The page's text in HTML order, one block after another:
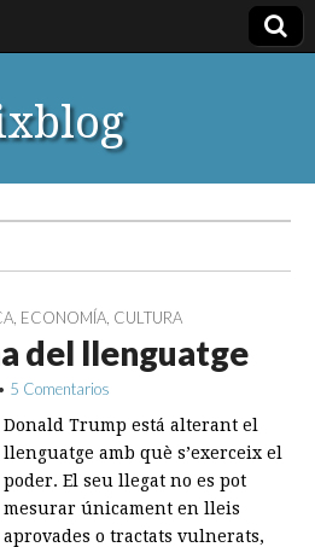
ECONOMÍA CULTURA
del llenguatge
• 5 Comentarios
Donald Trump está alterant el
llenguatge amb què s’exerceix el
poder. El seu llegat no es pot
mesurar únicament en lleis
aprovades o tractats vulnerats,